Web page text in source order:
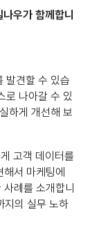
우가 함께합니
발견할 수 있습
로 나아갈 수 있
하게 개선해 보
고객 데이터를
해서 마케팅에
례를 소개합니
지의 실무 노하